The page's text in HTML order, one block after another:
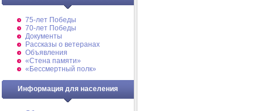
75-лет Победы
70-лет Победы
Документы
Рассказы о ветеранах
Объявления
«Стена памяти»
«Бессмертный полк»
Информация для населения